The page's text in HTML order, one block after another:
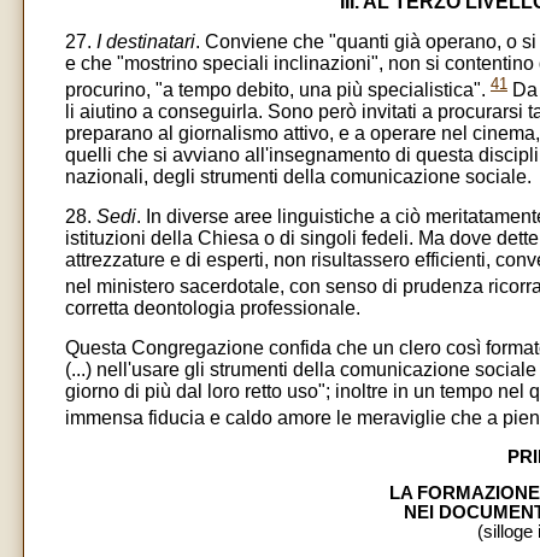
27. I destinatari. Conviene che "quanti già operano, o
e che "mostrino speciali inclinazioni", non si
procurino, "a tempo debito, una più specialistica". 41
li aiutino a conseguirla. Sono però invitati a procurarsi
preparano al giornalismo attivo, e a operare nel
quelli che si avviano all'insegnamento di questa
nazionali, degli strumenti della comunicazione sociale.
28. Sedi. In diverse aree linguistiche a ciò
istituzioni della Chiesa o di singoli fedeli. Ma dove
attrezzature e di esperti, non risultassero efficienti,
nel ministero sacerdotale, con senso di prudenza
corretta deontologia professionale.
Questa Congregazione confida che un clero così
(...) nell'usare gli strumenti della comunicazione
giorno di più dal loro retto uso"; inoltre in un tempo nel
immensa fiducia e caldo amore le meraviglie che a
LA
NEI
(silloge